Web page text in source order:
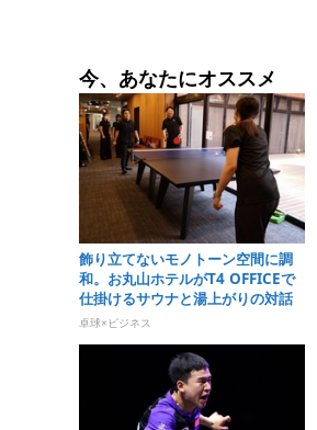
今、あなたにオススメ
飾り立てないモノトーン空間に調
和。お丸山ホテルがT4 OFFICEで
仕掛けるサウナと湯上がりの対話
卓球×ビジネス